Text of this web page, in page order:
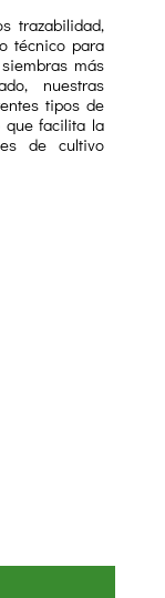
trazabilidad,
técnico para
más
nuestras
tipos de
que facilita la
de cultivo